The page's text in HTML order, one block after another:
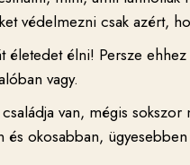
védelmezni csak azért,
életedet élni! Persze
vagy.
van, mégis
okosabban,